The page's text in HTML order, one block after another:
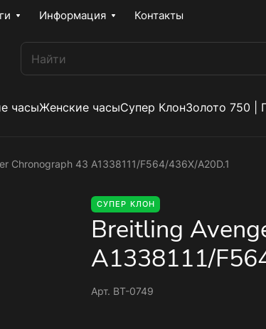
Информация Контакты
часыЖенские часыСупер КлонЗолото 750 |
Chronograph 43 A1338111/F564/436X/A20D.1
СУПЕР КЛОН
Breitling
A1338111/
Арт. BT-0749